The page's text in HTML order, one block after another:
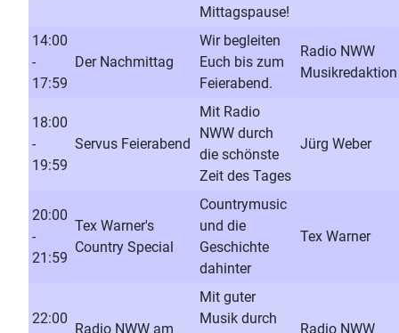
Mittagspause!
14:00
-
17:59
Der Nachmittag
Wir begleiten
Euch bis zum
Feierabend.
Radio NWW
Musikredaktion
18:00
-
19:59
Servus Feierabend
Mit Radio
NWW durch
die schönste
Zeit des Tages
Jürg Weber
20:00
-
21:59
Tex Warner's
Country Special
Countrymusic
und die
Geschichte
dahinter
Tex Warner
22:00
Radio NWW am
Mit guter
Musik durch
Radio NWW